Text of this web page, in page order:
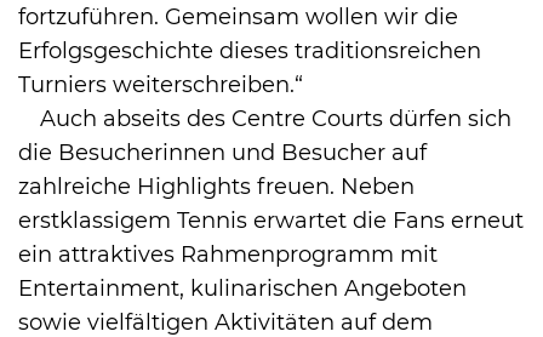
fortzuführen. Gemeinsam wollen wir die
Erfolgsgeschichte dieses traditionsreichen
Turniers weiterschreiben.“
Auch abseits des Centre Courts dürfen sich
die Besucherinnen und Besucher auf
zahlreiche Highlights freuen. Neben
erstklassigem Tennis erwartet die Fans erneut
ein attraktives Rahmenprogramm mit
Entertainment, kulinarischen Angeboten
sowie vielfältigen Aktivitäten auf dem